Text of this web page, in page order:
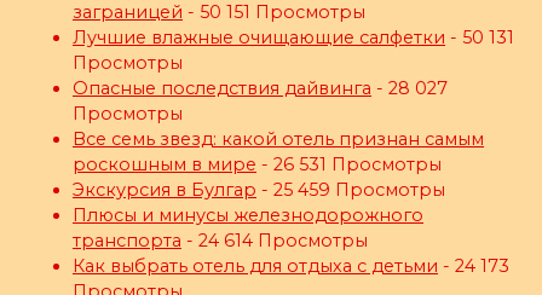
заграницей - 50 151 Просмотры
Лучшие влажные очищающие салфетки - 50 131
Просмотры
Опасные последствия дайвинга - 28 027
Просмотры
Все семь звезд: какой отель признан самым
роскошным в мире - 26 531 Просмотры
Экскурсия в Булгар - 25 459 Просмотры
Плюсы и минусы железнодорожного
транспорта - 24 614 Просмотры
Как выбрать отель для отдыха с детьми - 24 173